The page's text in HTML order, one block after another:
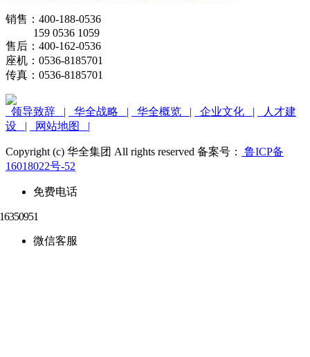
销售：400-188-0536
159 0536 1059
售后：400-162-0536
座机：0536-8185701
传真：0536-8185701
领导致辞 | 华全战略 | 华全概览 | 企业文化 |
人才建
设 |
网站地图 |
Copyright (c) 华全集团 All rights reserved 备案号：
鲁ICP备
16018022号-52
免费电话
微信客服